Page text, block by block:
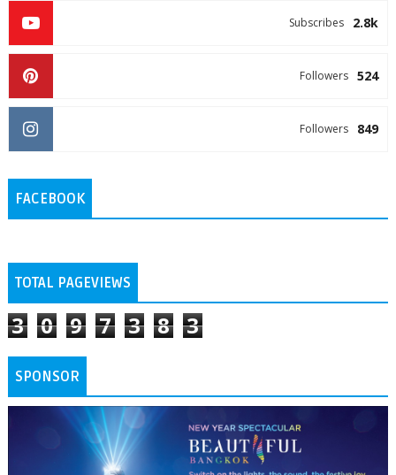
2.8k
Subscribes
524
Followers
849
Followers
FACEBOOK
TOTAL PAGEVIEWS
3 0 9 7 3 8 3
SPONSOR